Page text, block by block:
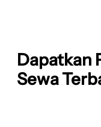
Dapatkan
Sewa